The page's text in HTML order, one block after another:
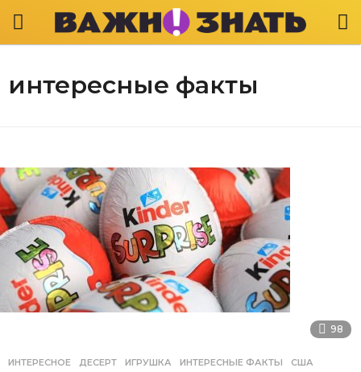
интересные факты
98
ИНТЕРЕСНОЕ ДЕСЕРТ ,ИГРУШКА ,ИНТЕРЕСНЫЕ ФАКТЫ ,США